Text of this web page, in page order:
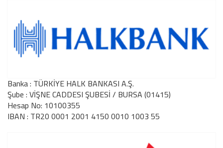
Banka : TÜRKİYE HALK BANKASI A.Ş.
Şube : VİŞNE CADDESI ŞUBESİ / BURSA (01415)
Hesap No: 10100355
IBAN : TR20 0001 2001 4150 0010 1003 55